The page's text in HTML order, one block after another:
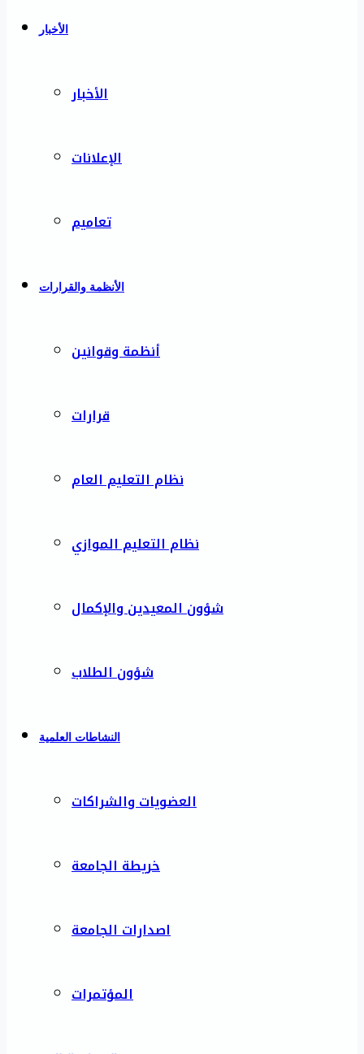
الأخبار
الأخبار
الإعلانات
تعاميم
الأنظمة والقرارات
أنظمة وقوانين
قرارات
نظام التعليم العام
نظام التعليم الموازي
شؤون المعيدين والإكمال
شؤون الطلاب
النشاطات العلمية
العضويات والشراكات
خريطة الجامعة
اصدارات الجامعة
المؤتمرات